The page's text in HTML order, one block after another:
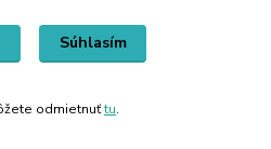
Súhlasím
odmietnuťtu.